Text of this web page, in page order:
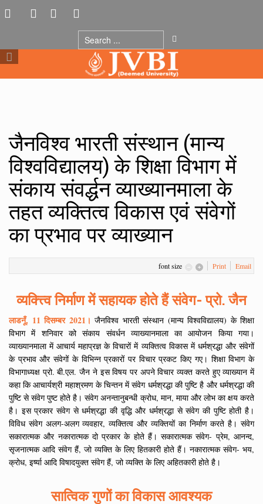
जैनविश्व भारती संस्थान (मान्य
विश्वविद्यालय) के शिक्षा विभाग में
संकाय संवर्द्धन व्याख्यानमाला के
तहत व्यक्तित्व विकास एवं संवेगों
का प्रभाव पर व्याख्यान
font size Print Email
व्यक्त्त्वि निर्माण में सहायक होते हैं संवेग- प्रो. जैन
लाडनूँ, 11 दिसम्बर 2021। जैनविश्व भारती संस्थान (मान्य विश्वविद्यालय) के शिक्षा
विभाग में शनिवार को संकाय संवर्धन व्याख्यानमाला का आयोजन किया गया।
व्याख्यानमाला में आचार्य महाप्रज्ञ के विचारों में व्यक्तित्व विकास में धर्मश्रद्धा और संवेगों
के प्रभाव और संवेगों के विभिन्न प्रकारों पर विचार प्रकट किए गए। शिक्षा विभाग के
विभागाध्यक्ष प्रो. बी.एल. जैन ने इस विषय पर अपने विचार व्यक्त करते हुए व्याख्यान में
कहा कि आचार्यश्री महाश्रमण के चिन्तन में संवेग धर्मश्रद्धा की पुष्टि है और धर्मश्रद्धा की
पुष्टि से संवेग पुष्ट होते है। संवेग अनन्तानुबन्धी क्रोध, मान, माया और लोभ का क्षय करते
है। इस प्रकार संवेग से धर्मश्रद्धा की वृद्धि और धर्मश्रद्धा से संवेग की पुष्टि होती है।
विविध संवेग अलग-अलग व्यवहार, व्यक्तित्व और व्यक्तियों का निर्माण करते है। संवेग
सकारात्मक और नकारात्मक दो प्रकार के होते हैं। सकारात्मक संवेग- प्रेम, आनन्द,
सृजनात्मक आदि संवेग हैं, जो व्यक्ति के लिए हितकारी होते हैं। नकारात्मक संवेग- भय,
क्रोध, इर्ष्या आदि विषादयुक्त संवेग हैं, जो व्यक्ति के लिए अहितकारी होते है।
सात्विक गुणों का विकास आवश्यक